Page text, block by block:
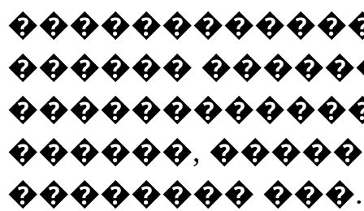
������
������,
�������� ���.